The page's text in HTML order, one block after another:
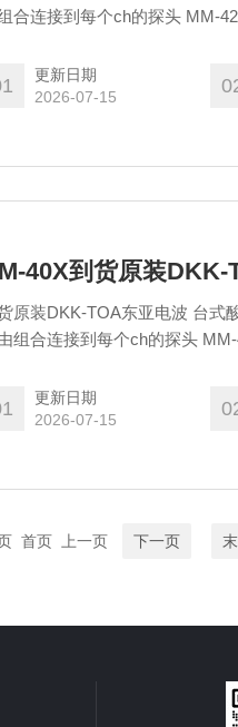
合连接到每个ch的探头 MM-
更新日期
2026-07-15
40X到货原装
原装DKK-TOA东亚电波 台式
组合连接到每个ch的探头
更新日期
2026-07-15
首页 上一页 下一页